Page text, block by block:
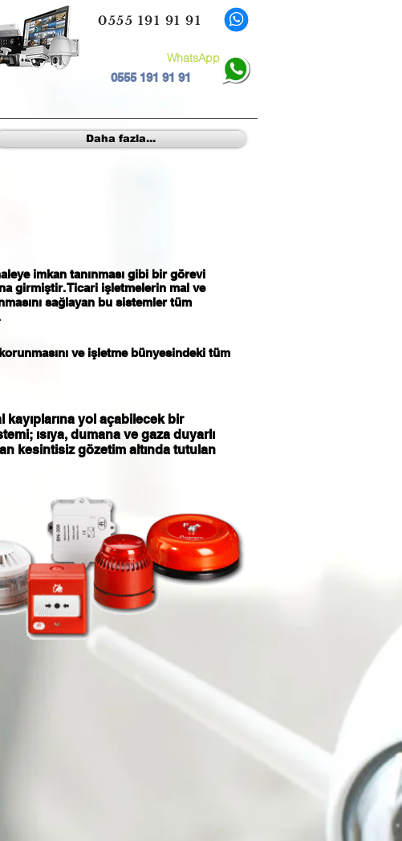
0555 191 91 91
0555 191 91 91
WhatsApp
imkan tanınması gibi bir görevi
girmiştir. Ticari işletmelerin mal ve
sağlayan bu sistemler tüm
korunmasını ve işletme bünyesindeki tüm
yol açabilecek bir
ısıya, dumana ve gaza duyarlı
kesintisiz gözetim altında tutulan
Daha fazla...